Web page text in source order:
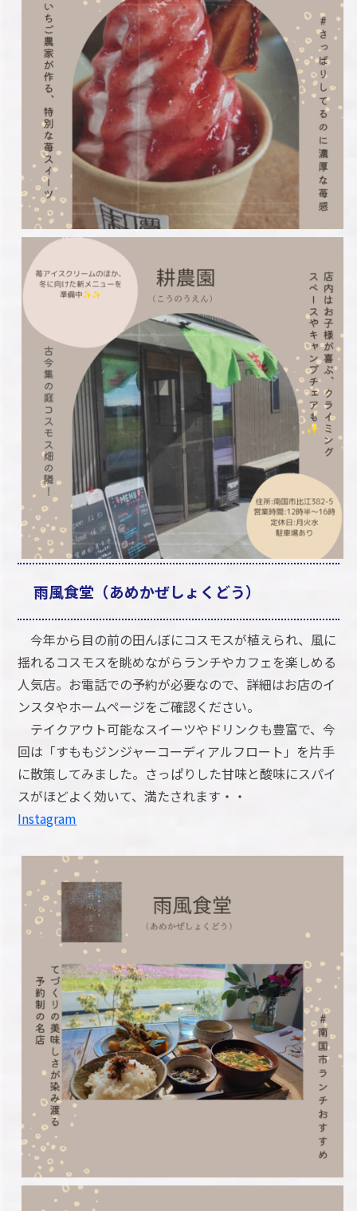
雨風食堂（あめかぜしょくどう）
今年から目の前の田んぼにコスモスが植えられ、風に
揺れるコスモスを眺めながらランチやカフェを楽しめる
人気店。お電話での予約が必要なので、詳細はお店のイ
ンスタやホームページをご確認ください。
テイクアウト可能なスイーツやドリンクも豊富で、今
回は「すももジンジャーコーディアルフロート」を片手
に散策してみました。さっぱりした甘味と酸味にスパイ
スがほどよく効いて、満たされます・・
Instagram